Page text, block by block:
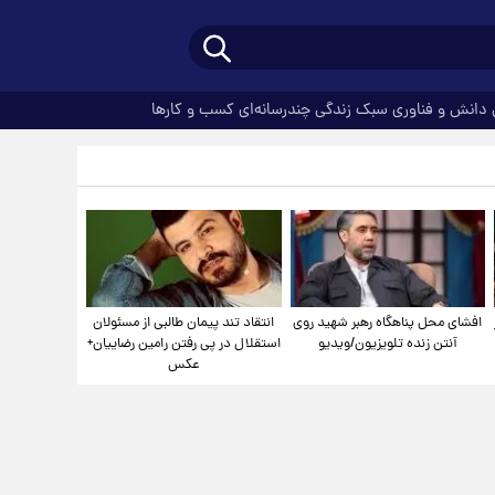
دانش و فناوری سبک زندگیچندرسانه‌ای کسب و کارها
افشای محل پناهگاه‌ رهبر شهید روی
آنتن زنده تلویزیون/ویدیو
انتقاد تند پیمان طالبی از مسئولان
استقلال در پی رفتن رامین رضاییان+
عکس